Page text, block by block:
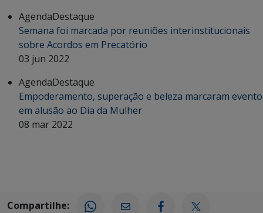
AgendaDestaque
Semana foi marcada por reuniões interinstitucionais
sobre Acordos em Precatório
03 jun 2022
AgendaDestaque
Empoderamento, superação e beleza marcaram evento
em alusão ao Dia da Mulher
08 mar 2022
Compartilhe: